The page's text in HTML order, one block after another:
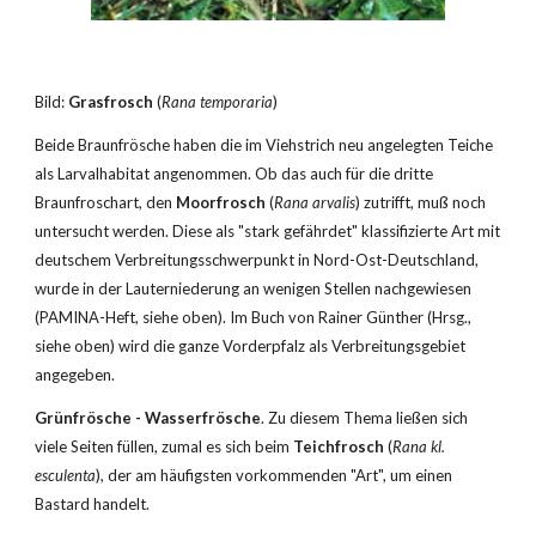
Bild: Grasfrosch (Rana temporaria)
Beide Braunfrösche haben die im Viehstrich neu angelegten Teiche
als Larvalhabitat angenommen. Ob das auch für die dritte
Braunfroschart, den Moorfrosch (Rana arvalis) zutrifft, muß noch
untersucht werden. Diese als "stark gefährdet" klassifizierte Art mit
deutschem Verbreitungsschwerpunkt in Nord-Ost-Deutschland,
wurde in der Lauterniederung an wenigen Stellen nachgewiesen
(PAMINA-Heft, siehe oben). Im Buch von Rainer Günther (Hrsg.,
siehe oben) wird die ganze Vorderpfalz als Verbreitungsgebiet
angegeben.
Grünfrösche - Wasserfrösche. Zu diesem Thema ließen sich
viele Seiten füllen, zumal es sich beim Teichfrosch (Rana kl.
esculenta), der am häufigsten vorkommenden "Art", um einen
Bastard handelt.